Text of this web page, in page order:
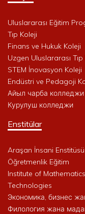
Uluslararası Eğitim
Tıp Koleji
Finans ve Hukuk Koleji
Uzgen Uluslararası
STEM İnovasyon Koleji
Endüstri ve Pedagoji
Айыл чарба колледжи
Курулуш колледжи
Enstitülar
Araşan İnsani Enstitüsü
Öğretmenlik Eğitim
Institute of
Technologies
Экономика, бизнес
Филология жана